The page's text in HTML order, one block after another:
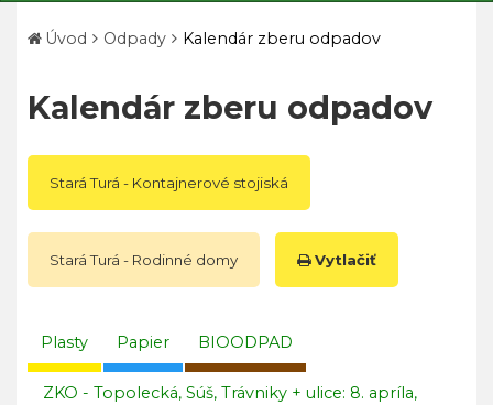
Úvod Odpady Kalendár zberu odpadov
Kalendár zberu odpadov
Stará Turá - Kontajnerové stojiská
Stará Turá - Rodinné domy Vytlačiť
Plasty Papier BIOODPAD
ZKO - Topolecká, Súš, Trávniky + ulice: 8. apríla,